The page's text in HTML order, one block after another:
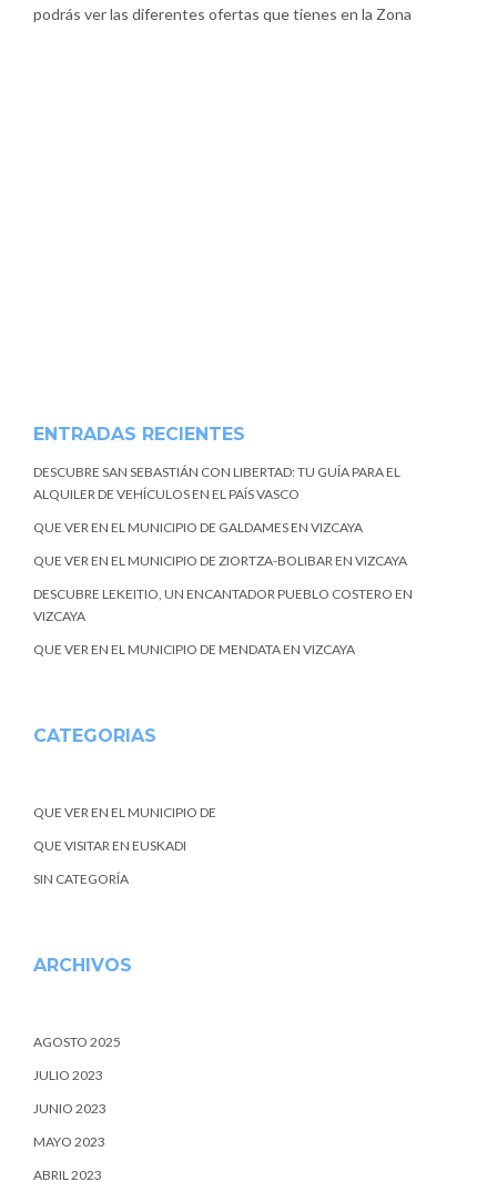
podrás ver las diferentes ofertas que tienes en la Zona
ENTRADAS RECIENTES
DESCUBRE SAN SEBASTIÁN CON LIBERTAD: TU GUÍA PARA EL
ALQUILER DE VEHÍCULOS EN EL PAÍS VASCO
QUE VER EN EL MUNICIPIO DE GALDAMES EN VIZCAYA
QUE VER EN EL MUNICIPIO DE ZIORTZA-BOLIBAR EN VIZCAYA
DESCUBRE LEKEITIO, UN ENCANTADOR PUEBLO COSTERO EN
VIZCAYA
QUE VER EN EL MUNICIPIO DE MENDATA EN VIZCAYA
CATEGORIAS
QUE VER EN EL MUNICIPIO DE
QUE VISITAR EN EUSKADI
SIN CATEGORÍA
ARCHIVOS
AGOSTO 2025
JULIO 2023
JUNIO 2023
MAYO 2023
ABRIL 2023